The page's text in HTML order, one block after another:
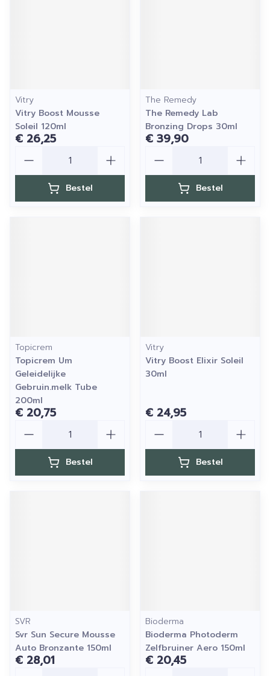
Vitry
Vitry Boost Mousse
Soleil 120ml
€ 26,25
Bestel
The Remedy
The Remedy Lab
Bronzing Drops 30ml
€ 39,90
Bestel
Topicrem
Topicrem Um
Geleidelijke
Gebruin.melk Tube
200ml
€ 20,75
Bestel
Vitry
Vitry Boost Elixir Soleil
30ml
€ 24,95
Bestel
SVR
Svr Sun Secure Mousse
Auto Bronzante 150ml
€ 28,01
Bioderma
Bioderma Photoderm
Zelfbruiner Aero 150ml
€ 20,45